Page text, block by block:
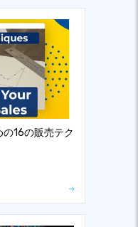
16の販売テク